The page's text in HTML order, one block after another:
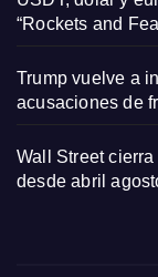
“Rockets and
Trump vuelve a
acusaciones de
Wall Street
desde abril